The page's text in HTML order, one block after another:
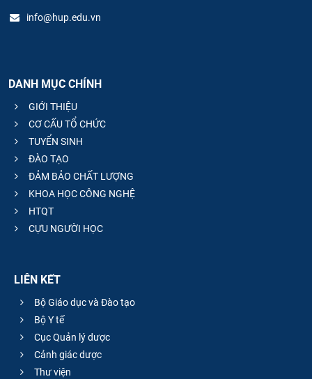
info@hup.edu.vn
DANH MỤC CHÍNH
GIỚI THIỆU
CƠ CẤU TỔ CHỨC
TUYỂN SINH
ĐÀO TẠO
ĐẢM BẢO CHẤT LƯỢNG
KHOA HỌC CÔNG NGHỆ
HTQT
CỰU NGƯỜI HỌC
LIÊN KẾT
Bộ Giáo dục và Đào tạo
Bộ Y tế
Cục Quản lý dược
Cảnh giác dược
Thư viện